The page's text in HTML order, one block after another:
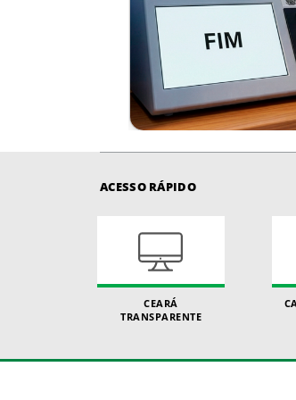
ACESSO RÁPIDO
CEARÁ
TRANSPARENTE